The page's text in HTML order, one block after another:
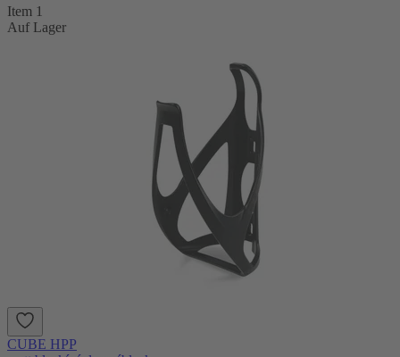
Item 1
Auf Lager
CUBE HPP